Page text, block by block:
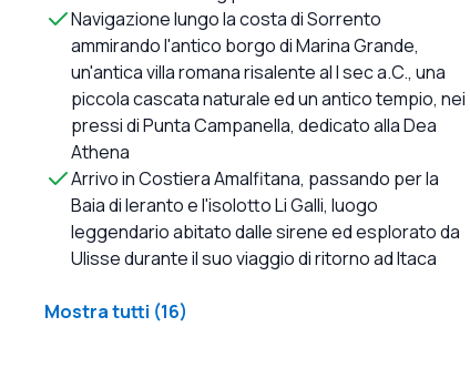
Navigazione lungo la costa di Sorrento
ammirando l'antico borgo di Marina Grande,
un'antica villa romana risalente al I sec a.C., una
piccola cascata naturale ed un antico tempio, nei
pressi di Punta Campanella, dedicato alla Dea
Athena
Arrivo in Costiera Amalfitana, passando per la
Baia di Ieranto e l'isolotto Li Galli, luogo
leggendario abitato dalle sirene ed esplorato da
Ulisse durante il suo viaggio di ritorno ad Itaca
Mostra tutti (16)